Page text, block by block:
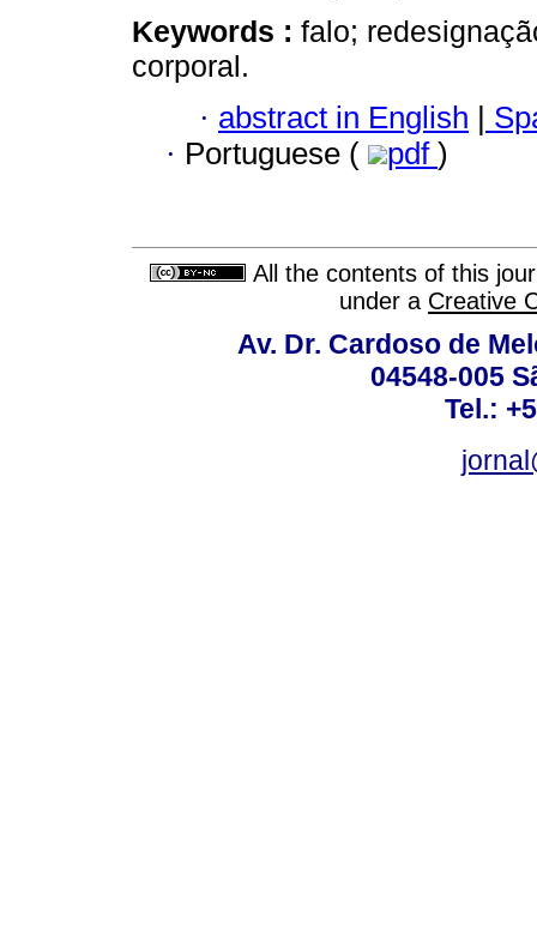
Keywords : falo;
corporal.
· abstract in English |
· Portuguese ( pdf )
All the contents of this
under a Creative
Av. Dr. Cardoso de
04548-005
Tel.: